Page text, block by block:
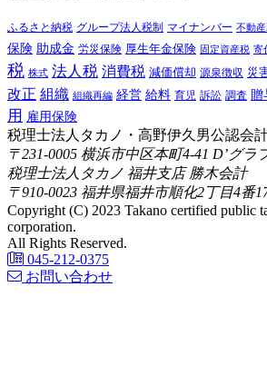
ふるさと納税 グループ法人税制 マイナンバー 不動産
保険 助成金 労災保険 厚生年金保険 固定資産税 寄
税 株式 法人税 消費税 減価償却 源泉徴収 災
改正 組織 組織再編 経営 給料 育児 訴訟 調査 贈
用 雇用保険
税理士法人タカノ・高野伊久男公認会
〒231-0005 横浜市中区本町4-41 D’グラ
税理士法人タカノ 福井支店 勝木会計
〒910-0023 福井県福井市順化2丁目4番
Copyright (C) 2023 Takano certified public
corporation.
All Rights Reserved.
045-212-0375
お問い合わせ